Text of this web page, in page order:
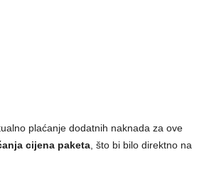
plaćanje dodatnih naknada za ove
cijena paketa , što bi bilo direktno na